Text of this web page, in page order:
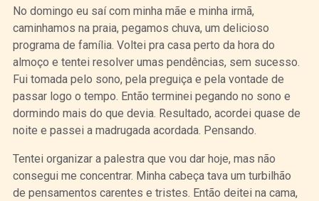
No domingo eu saí com minha mãe e minha irmã,
caminhamos na praia, pegamos chuva, um delicioso
programa de família. Voltei pra casa perto da hora do
almoço e tentei resolver umas pendências, sem sucesso.
Fui tomada pelo sono, pela preguiça e pela vontade de
passar logo o tempo. Então terminei pegando no sono e
dormindo mais do que devia. Resultado, acordei quase de
noite e passei a madrugada acordada. Pensando.
Tentei organizar a palestra que vou dar hoje, mas não
consegui me concentrar. Minha cabeça tava um turbilhão
de pensamentos carentes e tristes. Então deitei na cama,